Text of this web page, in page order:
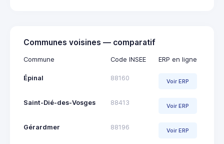
Communes voisines — comparatif
Commune Code INSEE ERP en ligne
Épinal 88160 Voir ERP
Saint-Dié-des-Vosges 88413 Voir ERP
Gérardmer 88196 Voir ERP